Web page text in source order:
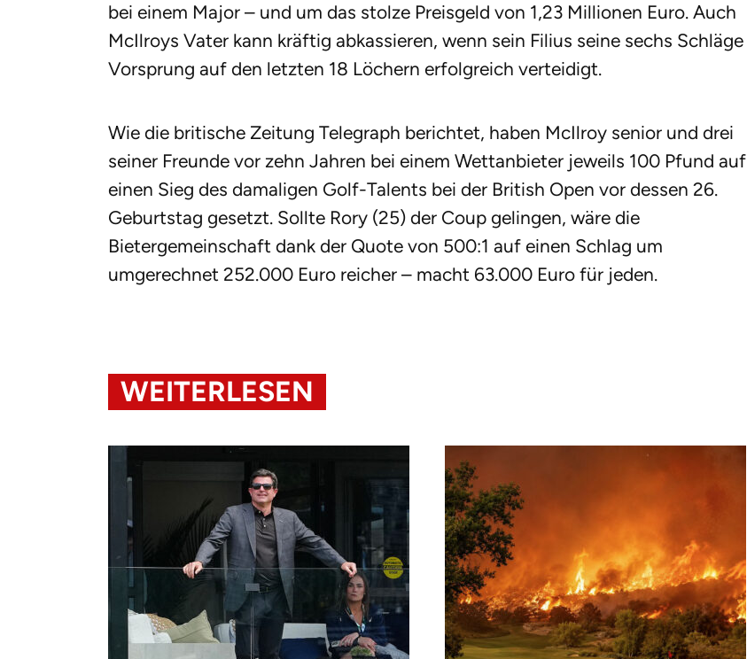
bei einem Major – und um das stolze Preisgeld von 1,23 Millionen Euro. Auch
McIlroys Vater kann kräftig abkassieren, wenn sein Filius seine sechs Schläge
Vorsprung auf den letzten 18 Löchern erfolgreich verteidigt.
Wie die britische Zeitung Telegraph berichtet, haben McIlroy senior und drei
seiner Freunde vor zehn Jahren bei einem Wettanbieter jeweils 100 Pfund auf
einen Sieg des damaligen Golf-Talents bei der British Open vor dessen 26.
Geburtstag gesetzt. Sollte Rory (25) der Coup gelingen, wäre die
Bietergemeinschaft dank der Quote von 500:1 auf einen Schlag um
umgerechnet 252.000 Euro reicher – macht 63.000 Euro für jeden.
WEITERLESEN